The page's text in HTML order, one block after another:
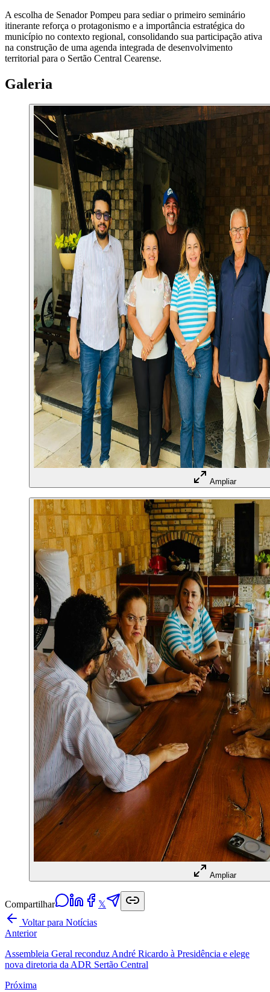
A escolha de Senador Pompeu para sediar o primeiro seminário
itinerante reforça o protagonismo e a importância estratégica do
município no contexto regional, consolidando sua participação ativa
na construção de uma agenda integrada de desenvolvimento
territorial para o Sertão Central Cearense.
Galeria
Ampliar
Ampliar
Compartilhar
𝕏
Voltar para Notícias
Anterior
Assembleia Geral reconduz André Ricardo à Presidência e elege
nova diretoria da ADR Sertão Central
Próxima